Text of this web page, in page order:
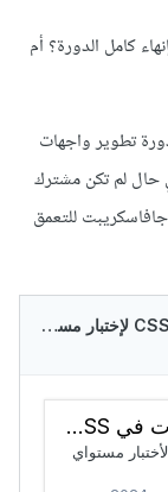
كامل الدورة؟ أم
تطوير واجهات
حال لم تكن مشترك
للتعمق